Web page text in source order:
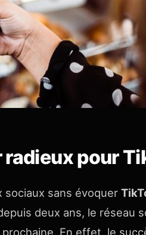
radieux pour
sociaux sans évoquer
deux ans, le réseau
En effet, le